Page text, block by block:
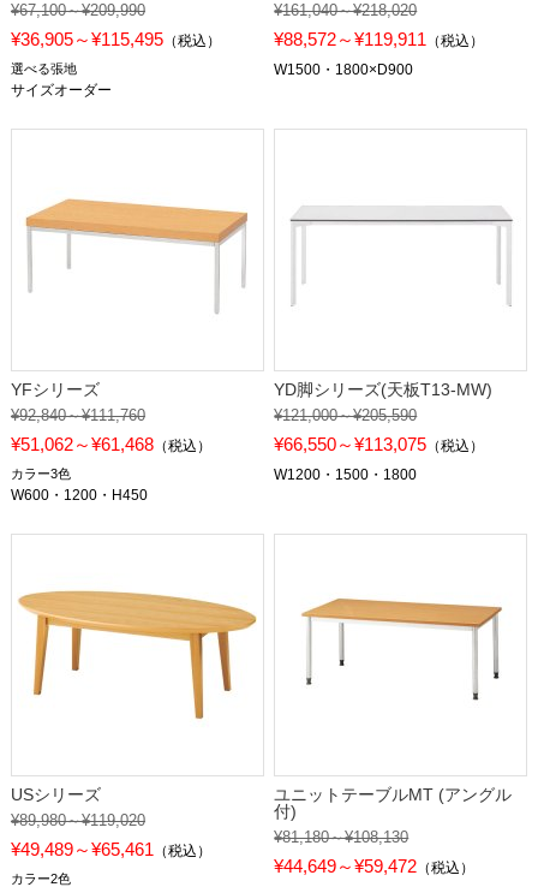
¥67,100～¥209,990
¥36,905～¥115,495（税込）
選べる張地
サイズオーダー
¥161,040～¥218,020
¥88,572～¥119,911 （税込）
W1500・1800×D900
YFシリーズ
¥92,840～¥111,760
¥51,062～¥61,468（税込）
カラー3色
W600・1200・H450
YD脚シリーズ(天板T13-MW)
¥121,000～¥205,590
¥66,550～¥113,075 （税込）
W1200・1500・1800
USシリーズ
¥89,980～¥119,020
¥49,489～¥65,461（税込）
カラー2色
ユニットテーブルMT (アングル
付)
¥81,180～¥108,130
¥44,649～¥59,472 （税込）